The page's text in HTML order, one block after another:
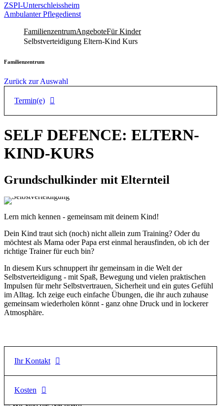
ZSPI-Unterschleissheim
Ambulanter Pflegedienst
FamilienzentrumAngeboteFür Kinder
Selbstverteidigung Eltern-Kind Kurs
Familienzentrum
Zurück zur Auswahl
Termin(e)
Termine:
1. Kurs: 10.10., 17.10., 24.10. und 31.10.25
2. Kurs: 21.11., 28.11., 05.12. und 12.12.25
SELF DEFENCE: ELTERN-
KIND-KURS
Grundschulkinder mit Elternteil
Lern mich kennen - gemeinsam mit deinem Kind!
Dein Kind traut sich (noch) nicht allein zum Training? Oder du
möchtest als Mama oder Papa erst einmal herausfinden, ob ich der
richtige Trainer für euch bin?
In diesem Kurs schnuppert ihr gemeinsam in die Welt der
Selbstverteidigung - mit Spaß, Bewegung und vielen praktischen
Impulsen für mehr Selbstvertrauen, Sicherheit und ein gutes Gefühl
im Alltag. Ich zeige euch einfache Übungen, die ihr auch zuhause
gemeinsam wiederholen könnt - ganz ohne Druck und in lockerer
Atmosphäre.
Ihr Kontakt
Keks, Georgios Katsioulas
Selbstverteidigungstrainer
Kosten